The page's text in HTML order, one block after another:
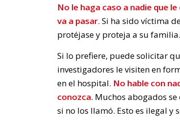
No le haga caso a nadie que
va a pasar. Si ha sido víctima
protéjase y proteja a su familia.
Si lo prefiere, puede solicitar
investigadores le visiten en
en el hospital. No hable con
conozca. Muchos abogados
si no los llamó. Esto es ilegal y